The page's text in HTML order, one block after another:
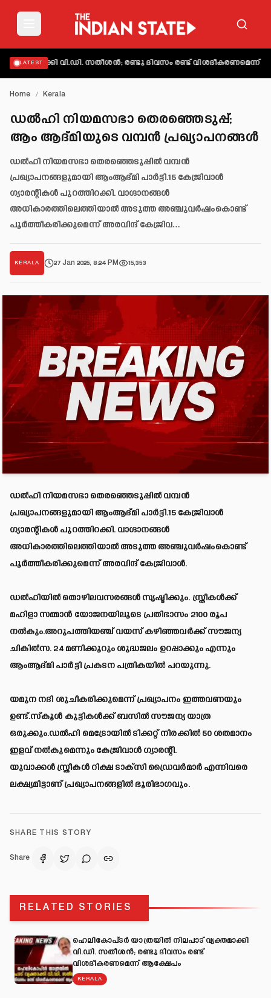
LATEST വി.ഡി. സതീശൻ; രണ്ടു ദിവസം രണ്ട് വിശദീകരണമെന്ന്
Home / Kerala
ഡൽഹി നിയമസഭാ തെരഞ്ഞെടുപ്പ്;
ആം ആദ്മിയുടെ വമ്പൻ പ്രഖ്യാപനങ്ങൾ
ഡൽഹി നിയമസഭാ തെരഞ്ഞെടുപ്പിൽ വമ്പൻ
പ്രഖ്യാപനങ്ങളുമായി ആംആദ്മി പാർട്ടി.15 കേജ്രിവാൾ
ഗ്യാരന്റികൾ പുറത്തിറക്കി. വാഗ്ദാനങ്ങൾ
അധികാരത്തിലെത്തിയാൽ അടുത്ത അഞ്ചുവർഷംകൊണ്ട്
പൂർത്തീകരിക്കുമെന്ന് അരവിന്ദ് കേജ്രിവ…
KERALA 27 Jan 2025, 8:24 PM 15,353
ഡൽഹി നിയമസഭാ തെരഞ്ഞെടുപ്പിൽ വമ്പൻ
പ്രഖ്യാപനങ്ങളുമായി ആംആദ്മി പാർട്ടി.15 കേജ്രിവാൾ
ഗ്യാരന്റികൾ പുറത്തിറക്കി. വാഗ്ദാനങ്ങൾ
അധികാരത്തിലെത്തിയാൽ അടുത്ത അഞ്ചുവർഷംകൊണ്ട്
പൂർത്തീകരിക്കുമെന്ന് അരവിന്ദ് കേജ്രിവാൾ.
ഡൽഹിയിൽ തൊഴിലവസരങ്ങൾ സൃഷ്ടിക്കും. സ്ത്രീകൾക്ക്
മഹിളാ സമ്മാൻ യോജനയിലൂടെ പ്രതിഭാസം 2100 രൂപ
നൽകും.അറുപത്തിയഞ്ച് വയസ് കഴിഞ്ഞവർക്ക് സൗജന്യ
ചികിൽസ. 24 മണിക്കൂറും ശുദ്ധജലം ഉറപ്പാക്കും എന്നും
ആംആദ്മി പാർട്ടി പ്രകടന പത്രികയിൽ പറയുന്നു.
യമുന നദി ശുചീകരിക്കുമെന്ന് പ്രഖ്യാപനം ഇത്തവണയും
ഉണ്ട്.സ്കൂൾ കുട്ടികൾക്ക് ബസിൽ സൗജന്യ യാത്ര
ഒരുക്കും.ഡൽഹി മെട്രോയിൽ ടിക്കറ്റ് നിരക്കിൽ 50 ശതമാനം
ഇളവ് നൽകുമെന്നും കേജ്രിവാൾ ഗ്യാരന്റി.
യുവാക്കൾ സ്ത്രീകൾ റിക്ഷ ടാക്സി ഡ്രൈവർമാർ എന്നിവരെ
ലക്ഷ്യമിട്ടാണ് പ്രഖ്യാപനങ്ങളിൽ ഭൂരിഭാഗവും.
SHARE THIS STORY
Share
RELATED STORIES
ഹെലികോപ്ടർ യാത്രയിൽ നിലപാട് വ്യക്തമാക്കി
വി.ഡി. സതീശൻ; രണ്ടു ദിവസം രണ്ട്
വിശദീകരണമെന്ന് ആക്ഷേപം
KERALA